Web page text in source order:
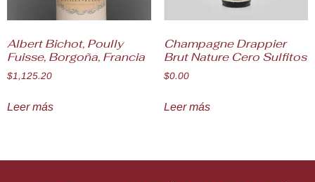
Albert Bichot, Poully
Fuisse, Borgoña, Francia
$1,125.20
Leer más
Champagne Drappier
Brut Nature Cero Sulfitos
$0.00
Leer más